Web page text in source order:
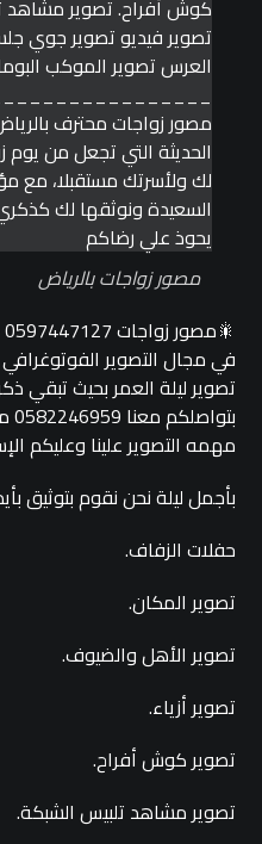
مصور زواجات بالرياض
في مجال التصوير
تصوير ليلة العمر بحيث تبقي
مهمه التصوير علينا وعليكم
بأجمل ليلة نحن نقوم بتوثيق
حفلات الزفاف.
تصوير المكان.
تصوير الأهل والضيوف.
تصوير أزياء.
تصوير كوش أفراح.
تصوير مشاهد تلبيس الشبكة.